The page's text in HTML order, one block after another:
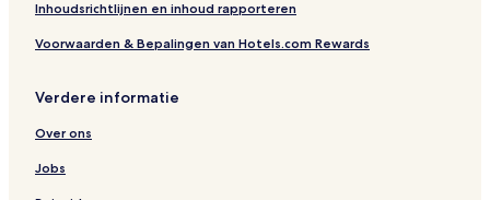
Inhoudsrichtlijnen en inhoud rapporteren
Voorwaarden & Bepalingen van Hotels.com Rewards
Verdere informatie
Over ons
Jobs